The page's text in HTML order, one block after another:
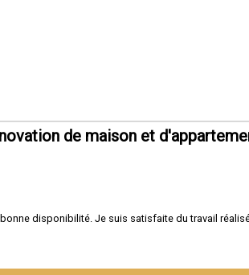
de maison et
disponibilité. Je suis satisfaite du travail